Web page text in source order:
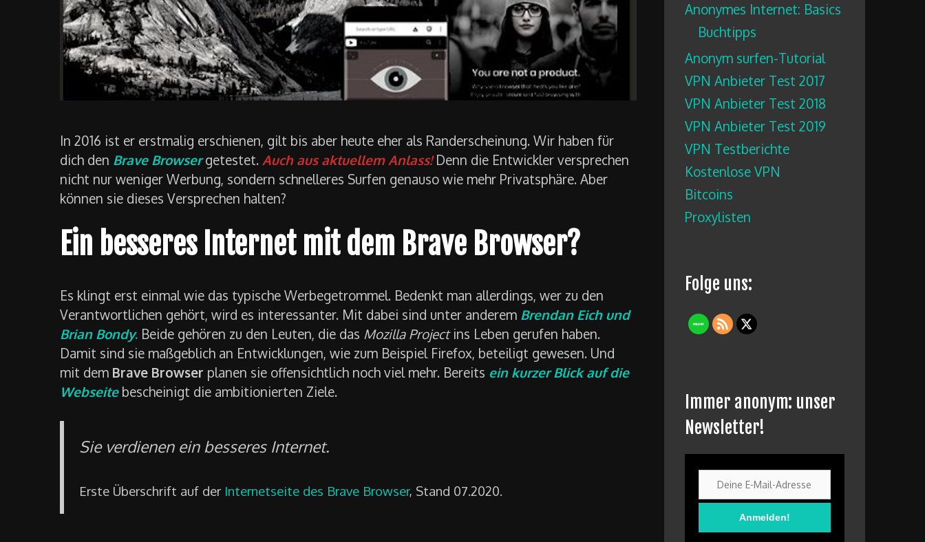
In 2016 ist er erstmalig erschienen, gilt bis aber heute eher als Randerscheinung. Wir haben für
dich den Brave Browsergetestet. Auch aus aktuellem Anlass!Denn die Entwickler versprechen
nicht nur weniger Werbung, sondern schnelleres Surfen genauso wie mehr Privatsphäre. Aber
können sie dieses Versprechen halten?
Ein besseres Internet mit dem Brave Browser?
Es klingt erst einmal wie das typische Werbegetrommel. Bedenkt man allerdings, wer zu den
Verantwortlichen gehört, wird es interessanter. Mit dabei sind unter anderem Brendan Eich und
Brian Bondy. Beide gehören zu den Leuten, die das Mozilla Projectins Leben gerufen haben.
Damit sind sie maßgeblich an Entwicklungen, wie zum Beispiel Firefox, beteiligt gewesen. Und
mit dem Brave Browser planen sie offensichtlich noch viel mehr. Bereits ein kurzer Blick auf die
Webseite bescheinigt die ambitionierten Ziele.
Sie verdienen ein besseres Internet.
Erste Überschrift auf der Internetseite des Brave Browser, Stand 07.2020.
Anonymes Internet: Basics
Buchtipps
Anonym surfen-Tutorial
VPN Anbieter Test 2017
VPN Anbieter Test 2018
VPN Anbieter Test 2019
VPN Testberichte
Kostenlose VPN
Bitcoins
Proxylisten
Folge uns:
Immer anonym: unser
Newsletter!